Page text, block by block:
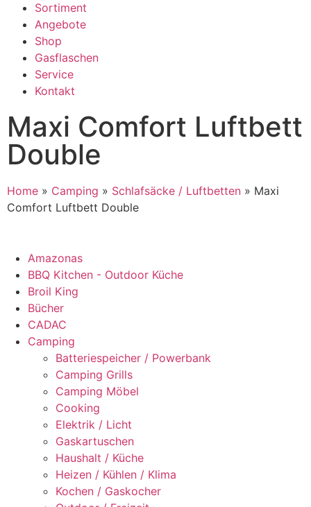
Sortiment
Angebote
Shop
Gasflaschen
Service
Kontakt
Maxi Comfort Luftbett
Double
Home » Camping » Schlafsäcke / Luftbetten » Maxi
Comfort Luftbett Double
Amazonas
BBQ Kitchen - Outdoor Küche
Broil King
Bücher
CADAC
Camping
Batteriespeicher / Powerbank
Camping Grills
Camping Möbel
Cooking
Elektrik / Licht
Gaskartuschen
Haushalt / Küche
Heizen / Kühlen / Klima
Kochen / Gaskocher